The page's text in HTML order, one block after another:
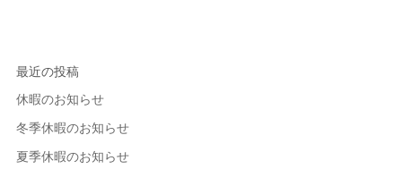
最近の投稿
休暇のお知らせ
冬季休暇のお知らせ
夏季休暇のお知らせ